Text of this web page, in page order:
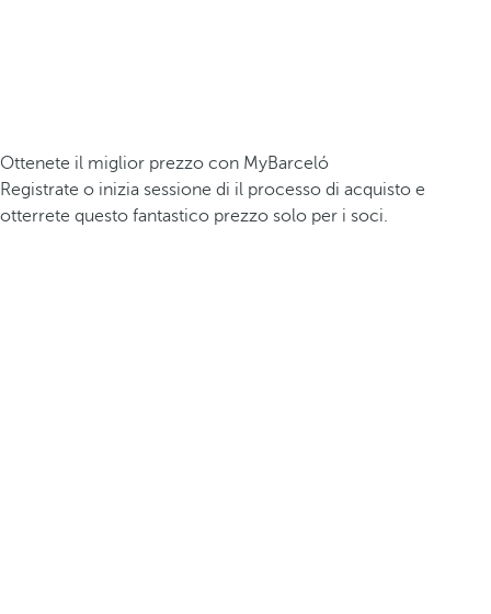
Ottenete il miglior prezzo con MyBarceló
Registrate o inizia sessione di il processo di acquisto e
otterrete questo fantastico prezzo solo per i soci.